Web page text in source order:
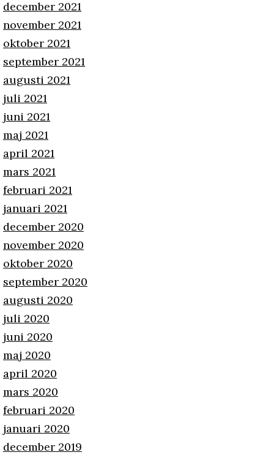
december 2021
november 2021
oktober 2021
september 2021
augusti 2021
juli 2021
juni 2021
maj 2021
april 2021
mars 2021
februari 2021
januari 2021
december 2020
november 2020
oktober 2020
september 2020
augusti 2020
juli 2020
juni 2020
maj 2020
april 2020
mars 2020
februari 2020
januari 2020
december 2019